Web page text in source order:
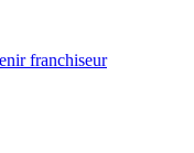
franchiseur